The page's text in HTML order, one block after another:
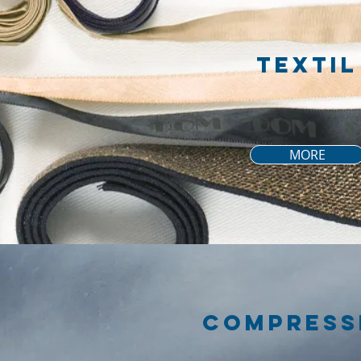
tEXTIL
MORE